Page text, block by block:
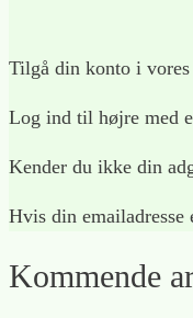
Tilgå din konto i
Log ind til højre med
Kender du ikke din
Hvis din
Kommende